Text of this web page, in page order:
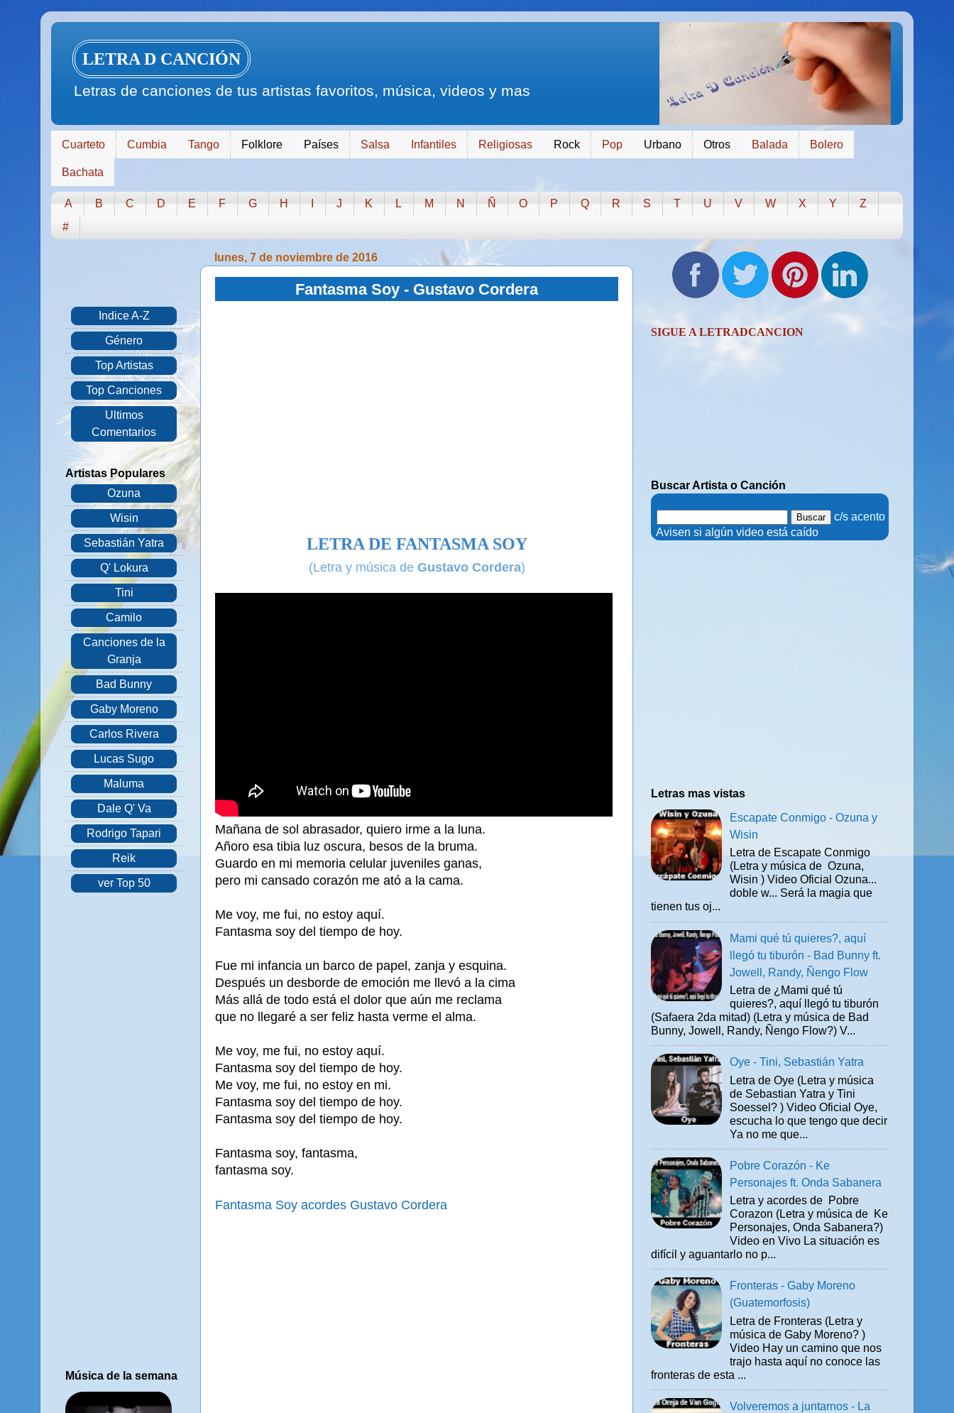
LETRA D CANCIÓN
Letras de canciones de tus artistas favoritos, música, videos y mas
Cuarteto Cumbia Tango Folklore Países Salsa Infantiles Religiosas Rock Pop Urbano Otros Balada Bolero
Bachata
A B C D E F G H J K L M N Ñ O P Q R S T U V W X Y
Z
#
lunes, 7 de noviembre de 2016
Fantasma Soy - Gustavo Cordera
LETRA DE FANTASMA SOY
(Letra y música de Gustavo Cordera)
Mañana de sol abrasador, quiero irme a la luna.
Añoro esa tibia luz oscura, besos de la bruma.
Guardo en mi memoria celular juveniles ganas,
pero mi cansado corazón me ató a la cama.
Me voy, me fui, no estoy aquí.
Fantasma soy del tiempo de hoy.
Fue mi infancia un barco de papel, zanja y esquina.
Después un desborde de emoción me llevó a la cima
Más allá de todo está el dolor que aún me reclama
que no llegaré a ser feliz hasta verme el alma.
Me voy, me fui, no estoy aquí.
Fantasma soy del tiempo de hoy.
Me voy, me fui, no estoy en mi.
Fantasma soy del tiempo de hoy.
Fantasma soy del tiempo de hoy.
Fantasma soy, fantasma,
fantasma soy.
Fantasma Soy acordes Gustavo Cordera
Indice A-Z
Género
Top Artistas
Top Canciones
Ultimos
Comentarios
Artistas Populares
Ozuna
Wisin
Sebastián Yatra
Q' Lokura
Tini
Camilo
Canciones de la
Granja
Bad Bunny
Gaby Moreno
Carlos Rivera
Lucas Sugo
Maluma
Dale Q' Va
Rodrigo Tapari
Reik
ver Top 50
Música de la semana
SIGUE A LETRADCANCION
Buscar Artista o Canción
c/s acento
. Avisen si algún video está caído
Letras mas vistas
Escapate Conmigo - Ozuna y
Wisin
Letra de Escapate Conmigo
(Letra y música de Ozuna,
Wisin ) Video Oficial Ozuna...
doble w... Será la magia que
tienen tus oj...
Mami qué tú quieres?, aquí
llegó tu tiburón - Bad Bunny ft.
Jowell, Randy, Ñengo Flow
Letra de ¿Mami qué tú
quieres?, aquí llegó tu tiburón
(Safaera 2da mitad) (Letra y música de Bad
Bunny, Jowell, Randy, Ñengo Flow?) V...
Oye - Tini, Sebastián Yatra
Letra de Oye (Letra y música
de Sebastian Yatra y Tini
Soessel? ) Video Oficial Oye,
escucha lo que tengo que decir
Ya no me que...
Pobre Corazón - Ke
Personajes ft. Onda Sabanera
Letra y acordes de Pobre
Corazon (Letra y música de Ke
Personajes, Onda Sabanera?)
Video en Vivo La situación es
difícil y aguantarlo no p...
Fronteras - Gaby Moreno
(Guatemorfosis)
Letra de Fronteras (Letra y
música de Gaby Moreno? )
Video Hay un camino que nos
trajo hasta aquí no conoce las
fronteras de esta ...
Volveremos a juntarnos - La